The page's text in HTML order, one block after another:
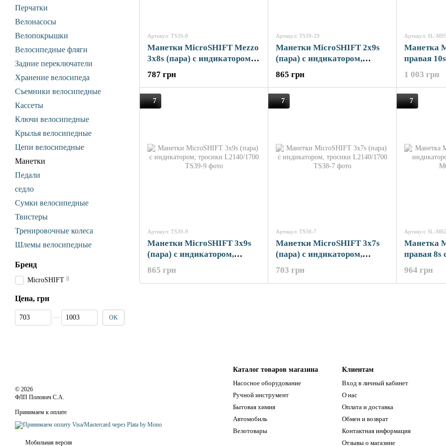
Артикул: TS39-8
Манетки MicroSHIFT Mezzo
3x8s (пара) с индикатором,
тросики L2140/1700
787 грн
Артикул: TS39-29
Манетки MicroSHIFT 2x9s
(пара) с индикатором,
тросики L2140/1700
865 грн
Артикул: SL-
Манетка
правая
тросик
1 003 грн
7
Артикул: TS39-9
Манетки MicroSHIFT 3x9s
(пара) с индикатором,
тросики L2140/1700
865 грн
7
Артикул: TS38-7
Манетки MicroSHIFT 3x7s
(пара) с индикатором,
тросики L2140/1700
703 грн
7
Артикул: SL-
Манетка
правая 8s
тросик
964 грн
Перчатки
Велонасосы
Велопокрышки
Велосипедные фляги
Задние переключатели
Хранение велосипеда
Съемники велосипедные
Кассеты
Ключи велосипедные
Крылья велосипедные
Цепи велосипедные
Манетки
Педали
седло
Сумки велосипедные
Твистеры
Тренировочные колеса
Шлемы велосипедные
Бренд
MicroSHIFT 8
Цена, грн
От Цена, грн
До Цена, грн
OK
© 2026
ФЛП Попович С.А.
Принимаем к оплате
Мобильная версия
Каталог товаров магазина
Насосное оборудование
Ручной инструмент
Бытовая химия
Автомобиль
Велотовары
Клиентам
Вход в личный кабинет
О нас
Оплата и доставка
Обмен и возврат
Контактная информация
Отзывы о магазине